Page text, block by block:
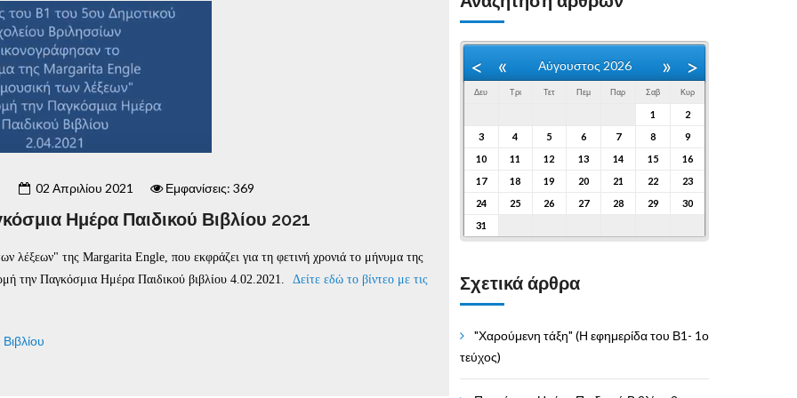
02 Απριλίου 2021 Εμφανίσεις: 369
Ημέρα Παιδικού Βιβλίου 2021
λέξεων" της Margarita Engle, που εκφράζει για τη φετινή χρονιά το μήνυμα της
την Παγκόσμια Ημέρα Παιδικού βιβλίου 4.02.2021.
Δείτε εδώ το βίντεο με τις
< « >
»
Αύγουστος 2026
Δευ Τρι Τετ Πεμ Παρ Σαβ Κυρ
1
2
3
4 5 6 7 8
9
10
11 12 13 14 15
16
17
18 19 20 21 22
23
24
25 26 27 28 29
30
31
Σχετικά άρθρα
"Χαρούμενη τάξη" (Η εφημερίδα του Β1- 1ο
τεύχος)